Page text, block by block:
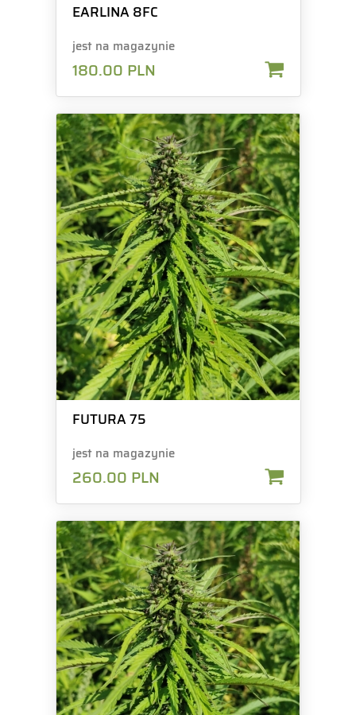
EARLINA 8FC
jest na magazynie
180.00 PLN
FUTURA 75
jest na magazynie
260.00 PLN